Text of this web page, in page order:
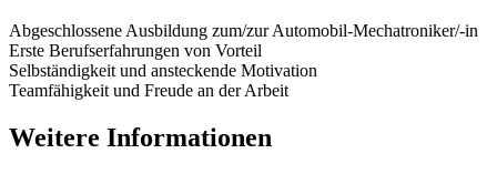
Abgeschlossene Ausbildung zum/zur Automobil-Mechatroniker/-in
Erste Berufserfahrungen von Vorteil
Selbständigkeit und ansteckende Motivation
Teamfähigkeit und Freude an der Arbeit
Weitere Informationen